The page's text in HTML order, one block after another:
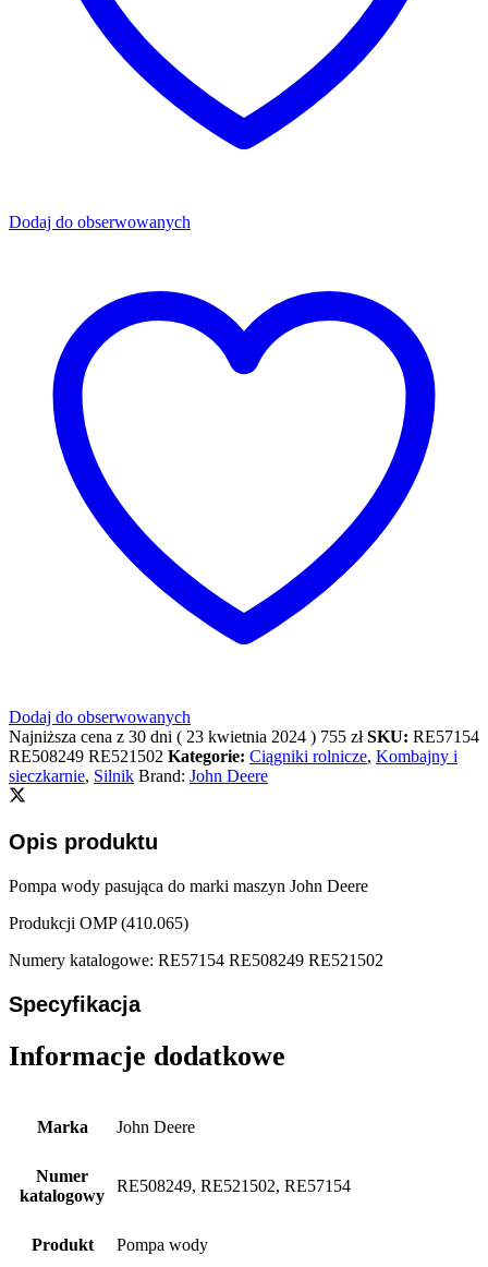
Dodaj do obserwowanych
Dodaj do obserwowanych
Najniższa cena z 30 dni ( 23 kwietnia 2024 ) 755 zł SKU: RE57154
RE508249 RE521502 Kategorie: Ciągniki rolnicze, Kombajny i
sieczkarnie, Silnik Brand: John Deere
Opis produktu
Pompa wody pasująca do marki maszyn John Deere
Produkcji OMP (410.065)
Numery katalogowe: RE57154 RE508249 RE521502
Specyfikacja
Informacje dodatkowe
Marka John Deere
Numer
katalogowy
RE508249, RE521502, RE57154
Produkt Pompa wody